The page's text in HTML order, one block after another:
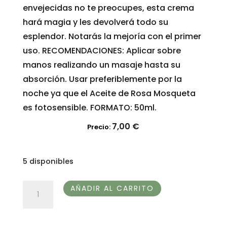
envejecidas no te preocupes, esta crema
hará magia y les devolverá todo su
esplendor. Notarás la mejoría con el primer
uso. RECOMENDACIONES: Aplicar sobre
manos realizando un masaje hasta su
absorción. Usar preferiblemente por la
noche ya que el Aceite de Rosa Mosqueta
es fotosensible. FORMATO: 50ml.
Precio: 7,00 €
5 disponibles
AÑADIR AL CARRITO